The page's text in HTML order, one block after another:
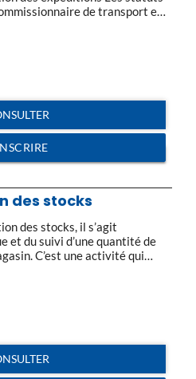
de transport et
: Le transport routier
Les contrats types La
des stocks
des stocks, il s’agit
et du suivi d’une quantité de
C’est une activité qui
la gestion des
une gestion des stocks